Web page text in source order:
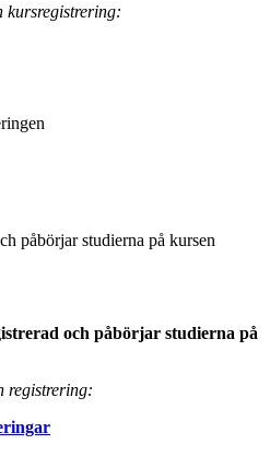
kursregistrering:
påbörjar studierna på kursen
och påbörjar studierna på
registrering: